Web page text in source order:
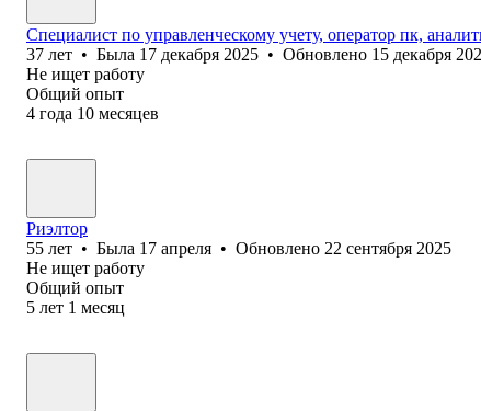
Специалист по управленческому учету, оператор пк,
37 лет • Была 17 декабря 2025 • Обновлено 15 декабря
Не ищет работу
Общий опыт
4 года 10 месяцев
Риэлтор
55 лет • Была 17 апреля • Обновлено 22 сентября 2025
Не ищет работу
Общий опыт
5 лет 1 месяц